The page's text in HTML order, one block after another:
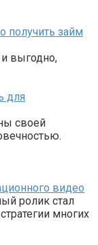
получить займ
выгодно,
для
своей
видео
ролик стал
многих